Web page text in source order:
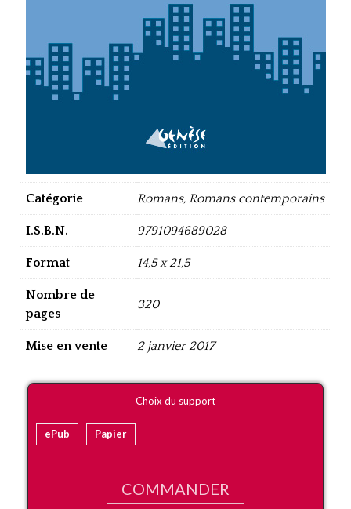
Catégorie Romans, Romans contemporains
I.S.B.N. 9791094689028
Format 14,5 x 21,5
Nombre de
pages
320
Mise en vente 2 janvier 2017
Choix du support
ePub Papier
COMMANDER